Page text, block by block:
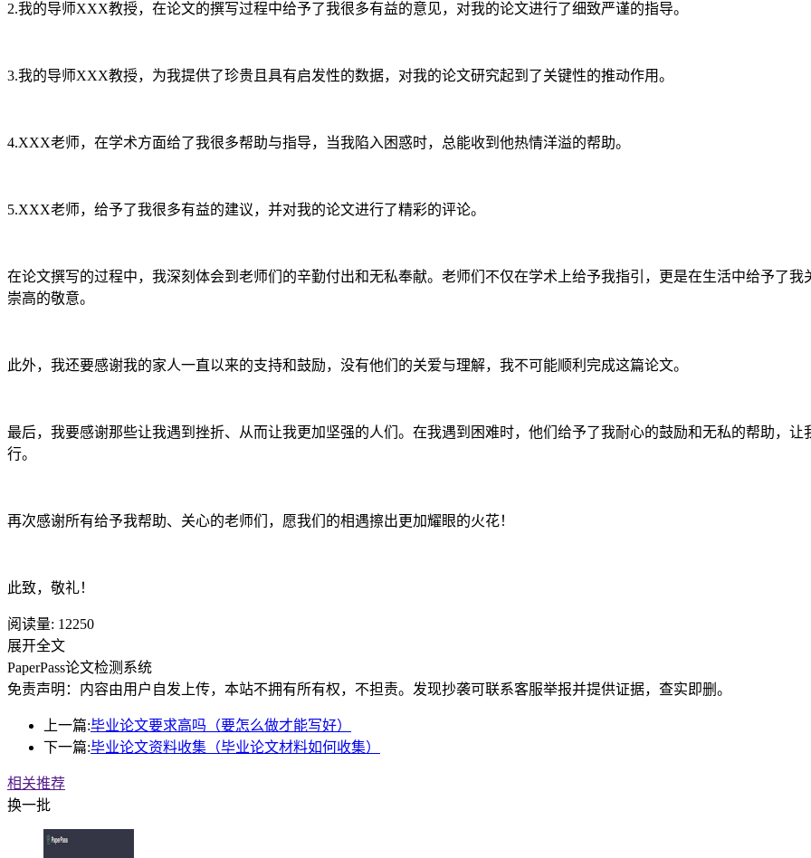
2.我的导师XXX教授，在论文的撰写过程中给予了我很多有益的意见，对我的论文进行了细致严谨的指导。
3.我的导师XXX教授，为我提供了珍贵且具有启发性的数据，对我的论文研究起到了关键性的推动作用。
4.XXX老师，在学术方面给了我很多帮助与指导，当我陷入困惑时，总能收到他热情洋溢的帮助。
5.XXX老师，给予了我很多有益的建议，并对我的论文进行了精彩的评论。
在论文撰写的过程中，我深刻体会到老师们的辛勤付出和无私奉献。老师们不仅在学术上给予我指引，更是在生活中给予了
崇高的敬意。
此外，我还要感谢我的家人一直以来的支持和鼓励，没有他们的关爱与理解，我不可能顺利完成这篇论文。
最后，我要感谢那些让我遇到挫折、从而让我更加坚强的人们。在我遇到困难时，他们给予了我耐心的鼓励和无私的帮助，
行。
再次感谢所有给予我帮助、关心的老师们，愿我们的相遇擦出更加耀眼的火花！
此致，敬礼！
阅读量: 12250
展开全文
PaperPass论文检测系统
免责声明：内容由用户自发上传，本站不拥有所有权，不担责。发现抄袭可联系客服举报并提供证据，查实即删。
上一篇:毕业论文要求高吗（要怎么做才能写好）
下一篇:毕业论文资料收集（毕业论文材料如何收集）
相关推荐
换一批